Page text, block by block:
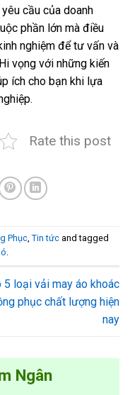
cầu của doanh
phần lớn mà điều
nghiệm để tư vấn và
vọng với những kiến
ích cho bạn khi lựa
Rate this post
Phục, Tin tức and tagged
.
5 loại vải may áo khoác
phục chất lượng hiện
nay
Ngân